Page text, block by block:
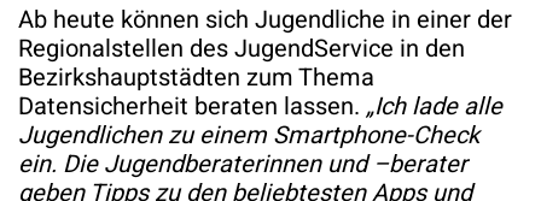
Ab heute können sich Jugendliche in einer der
Regionalstellen des JugendService in den
Bezirkshauptstädten zum Thema
Datensicherheit beraten lassen. „Ich lade alle
Jugendlichen zu einem Smartphone-Check
ein. Die Jugendberaterinnen und –berater
geben Tipps zu den beliebtesten Apps und